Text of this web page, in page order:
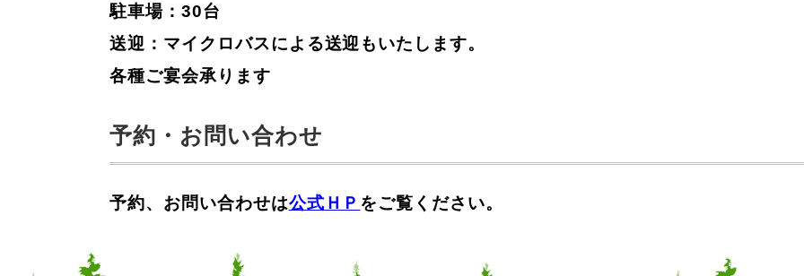
駐車場：30台
送迎：マイクロバスによる送迎もいたします。
各種ご宴会承ります
予約・お問い合わせ
予約、お問い合わせは公式ＨＰ をご覧ください。